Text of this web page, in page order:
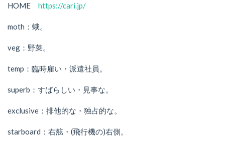
HOME https://cari.jp/
moth：蛾。
veg：野菜。
temp：臨時雇い・派遣社員。
superb：すばらしい・見事な。
exclusive：排他的な・独占的な。
starboard：右舷・(飛行機の)右側。